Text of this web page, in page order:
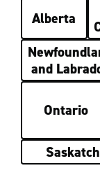
Alberta
and
Ontario